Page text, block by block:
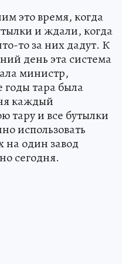
это время, когда
и ждали, когда
то за них дадут. К
день эта система
министр,
годы тара была
каждый
тару и все бутылки
использовать
на один завод
сегодня.